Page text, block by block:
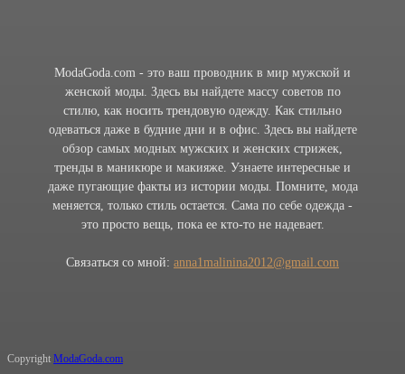
ModaGoda.com - это ваш проводник в мир мужской и
женской моды. Здесь вы найдете массу советов по
стилю, как носить трендовую одежду. Как стильно
одеваться даже в будние дни и в офис. Здесь вы найдете
обзор самых модных мужских и женских стрижек,
тренды в маникюре и макияже. Узнаете интересные и
даже пугающие факты из истории моды. Помните, мода
меняется, только стиль остается. Сама по себе одежда -
это просто вещь, пока ее кто-то не надевает.
Связаться со мной: anna1malinina2012@gmail.com
Copyright ModaGoda.com